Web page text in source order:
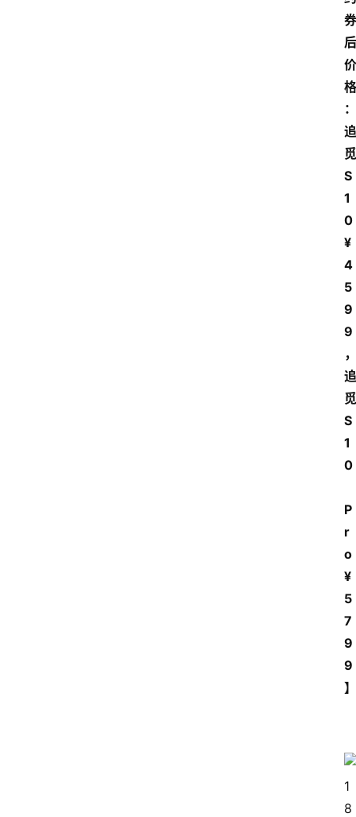
券
后
价
格
：
追
觅
S
1
0
¥
4
5
9
9
，
追
觅
S
1
0
P
r
o
¥
5
7
9
9
】